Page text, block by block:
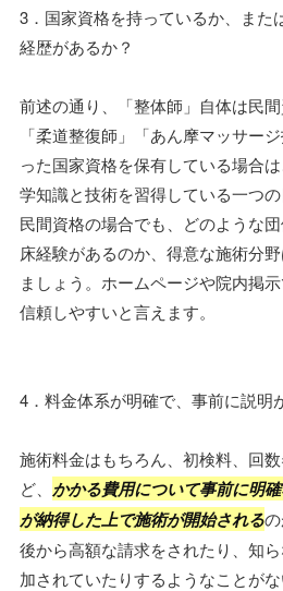
3．国家資格を持っているか、また
経歴があるか？
前述の通り、「整体師」自体は民
「柔道整復師」「あん摩マッサー
った国家資格を保有している場合
学知識と技術を習得している一つの
民間資格の場合でも、どのような
床経験があるのか、得意な施術分
ましょう。ホームページや院内掲
信頼しやすいと言えます。
4．料金体系が明確で、事前に説明
施術料金はもちろん、初検料、回
ど、 かかる費用について事前に明
が納得した上で施術が開始される
後から高額な請求をされたり、知
加されていたりするようなことが